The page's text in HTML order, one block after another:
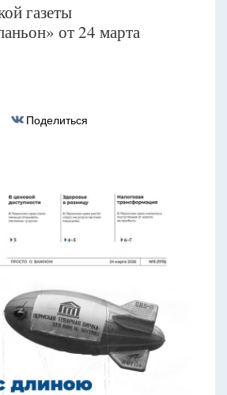
газеты
от 24 марта
Поделиться